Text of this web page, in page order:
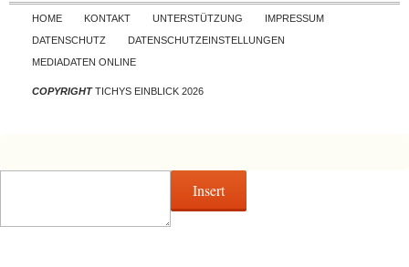
Skip to content
HOME KONTAKT UNTERSTÜTZUNG
IMPRESSUM
DATENSCHUTZ
DATENSCHUTZEINSTELLUNGEN
MEDIADATEN ONLINE
COPYRIGHTTICHYS EINBLICK 2026
Insert